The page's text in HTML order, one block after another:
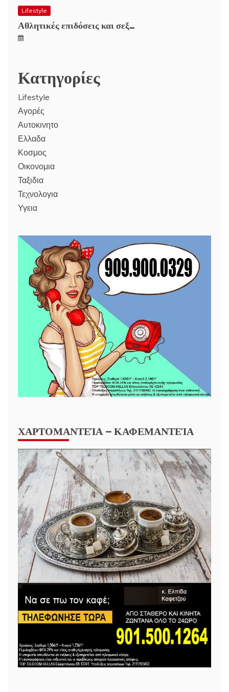
Lifestyle
Αθλητικές επιδόσεις και σεξ…
Κατηγορίες
Lifestyle
Αγορές
Αυτοκινητο
Ελλαδα
Κοσμος
Οικονομια
Ταξιδια
Τεχνολογια
Υγεια
ΧΑΡΤΟΜΑΝΤΕΊΑ – ΚΑΦΕΜΑΝΤΕΊΑ